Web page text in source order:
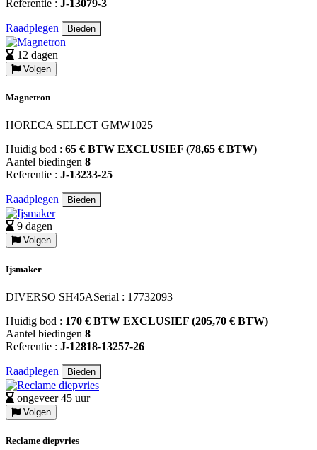
Referentie : J-13079-3
Raadplegen Bieden
12 dagen
Volgen
Magnetron
HORECA SELECT GMW1025
Huidig bod : 65 € BTW EXCLUSIEF (78,65 € BTW)
Aantel biedingen 8
Referentie : J-13233-25
Raadplegen Bieden
9 dagen
Volgen
Ijsmaker
DIVERSO SH45ASerial : 17732093
Huidig bod : 170 € BTW EXCLUSIEF (205,70 € BTW)
Aantel biedingen 8
Referentie : J-12818-13257-26
Raadplegen Bieden
ongeveer 45 uur
Volgen
Reclame diepvries